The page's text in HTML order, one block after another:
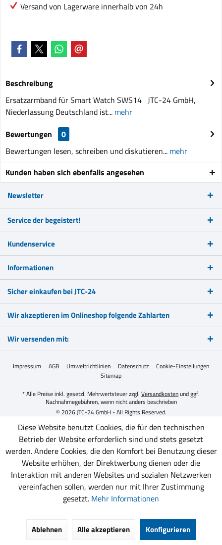
Versand von Lagerware innerhalb von 24h
Beschreibung
Ersatzarmband für Smart Watch SWS14 JTC-24 GmbH,
Niederlassung Deutschland ist... mehr
Bewertungen
0
Bewertungen lesen, schreiben und diskutieren... mehr
Kunden haben sich ebenfalls angesehen
Newsletter
Service der begeistert!
Kundenservice
Informationen
Sicher einkaufen bei JTC-24
Wir akzeptieren im Onlineshop folgende Zahlarten
Wir versenden mit:
Impressum AGB Umweltrichtlinien Datenschutz
Cookie-Einstellungen
Sitemap
* Alle Preise inkl. gesetzl. Mehrwertsteuer zzgl. Versandkostenund ggf.
Nachnahmegebühren, wenn nicht anders beschrieben
© 2026 JTC-24 GmbH - All Rights Reserved.
Diese Website benutzt Cookies, die für den technischen
Betrieb der Website erforderlich sind und stets gesetzt
werden. Andere Cookies, die den Komfort bei Benutzung dieser
Website erhöhen, der Direktwerbung dienen oder die
Interaktion mit anderen Websites und sozialen Netzwerken
vereinfachen sollen, werden nur mit Ihrer Zustimmung
gesetzt. Mehr Informationen
Ablehnen Alle akzeptieren Konfigurieren